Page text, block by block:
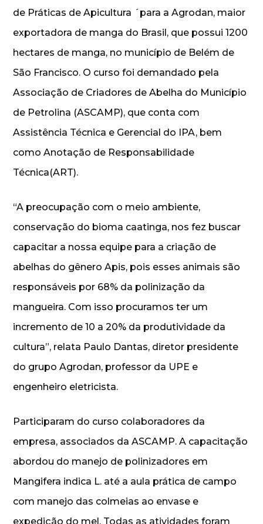
de Práticas de Apicultura ´para a Agrodan, maior
exportadora de manga do Brasil, que possui 1200
hectares de manga, no município de Belém de
São Francisco. O curso foi demandado pela
Associação de Criadores de Abelha do Município
de Petrolina (ASCAMP), que conta com
Assistência Técnica e Gerencial do IPA, bem
como Anotação de Responsabilidade
Técnica(ART).
“A preocupação com o meio ambiente,
conservação do bioma caatinga, nos fez buscar
capacitar a nossa equipe para a criação de
abelhas do gênero Apis, pois esses animais são
responsáveis por 68% da polinização da
mangueira. Com isso procuramos ter um
incremento de 10 a 20% da produtividade da
cultura”, relata Paulo Dantas, diretor presidente
do grupo Agrodan, professor da UPE e
engenheiro eletricista.
Participaram do curso colaboradores da
empresa, associados da ASCAMP. A capacitação
abordou do manejo de polinizadores em
Mangifera indica L. até a aula prática de campo
com manejo das colmeias ao envase e
expedição do mel. Todas as atividades foram